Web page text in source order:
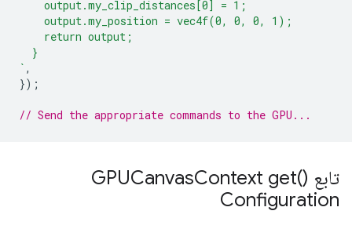
    output.my_clip_distances[0] = 1;
    output.my_position = vec4f(0, 0, 0, 1);
    return output;
  }
` ,
});
// Send the appropriate commands to the GPU...
تابع ()GPUCanvasContext get
Configuration